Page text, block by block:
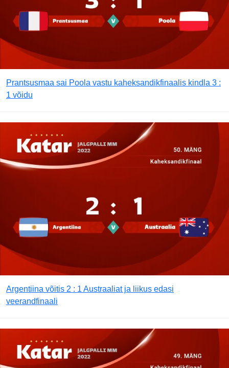
Prantsusmaa sai Poola vastu kaheksandikfinaalis kindla 3 :
1 võidu
Argentiina võitis 2 : 1 Austraaliat ja liikus edasi
veerandfinaali